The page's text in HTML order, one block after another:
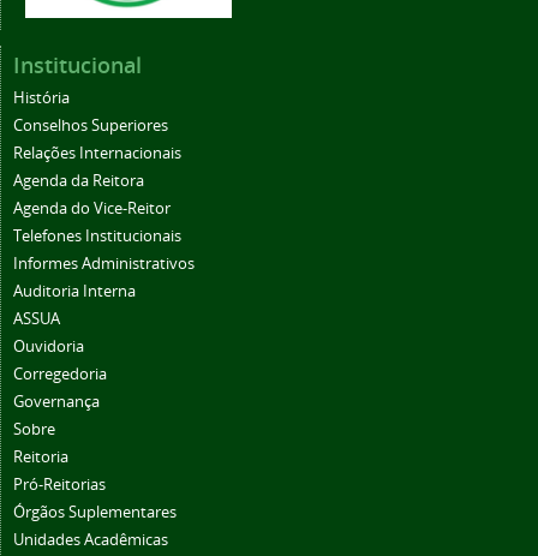
Institucional
História
Conselhos Superiores
Relações Internacionais
Agenda da Reitora
Agenda do Vice-Reitor
Telefones Institucionais
Informes Administrativos
Auditoria Interna
ASSUA
Ouvidoria
Corregedoria
Governança
Sobre
Reitoria
Pró-Reitorias
Órgãos Suplementares
Unidades Acadêmicas